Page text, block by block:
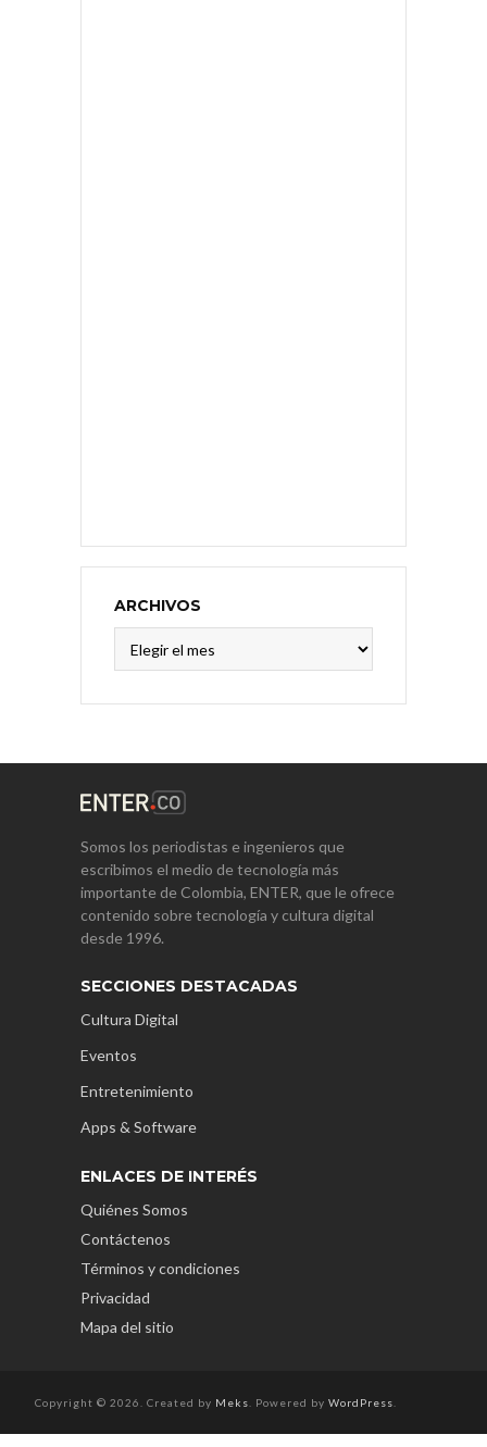
ARCHIVOS
Somos los periodistas e ingenieros que
escribimos el medio de tecnología más
importante de Colombia, ENTER, que le ofrece
contenido sobre tecnología y cultura digital
desde 1996.
SECCIONES DESTACADAS
Cultura Digital
Eventos
Entretenimiento
Apps & Software
ENLACES DE INTERÉS
Quiénes Somos
Contáctenos
Términos y condiciones
Privacidad
Mapa del sitio
Copyright © 2026. Created by Meks. Powered by WordPress.